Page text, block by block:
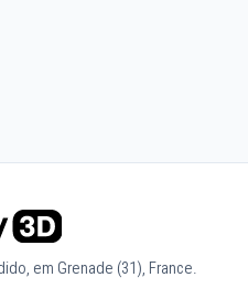
em Grenade (31), France.